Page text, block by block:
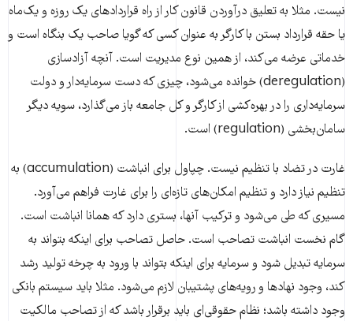
نیست. مثلا به تعلیق درآوردن قانون کار از راه قراردادهای یک روزه و یک‌ماه
یا حقه قرارداد بستن با کارگر به عنوان کسی که گویا صاحب یک بنگاه است و
خدماتی عرضه می‌کند، از همین نوع مدیریت است. آنچه آزادسازی
(deregulation) خوانده می‌شود، چیزی که دست سرمایه‌دار و دولت
سرمایه‌داری را در بهره‌کشی از کارگر و کل جامعه باز می‌گذارد، سویه دیگر
سامان‌بخشی (regulation) است.
غارت در تضاد با تنظیم نیست. چپاول برای انباشت (accumulation) به
تنظیم نیاز دارد و تنظیم امکان‌های تازه‌ای را برای غارت فراهم می‌آورد.
مسیری که طی می‌شود و ترکیب آنها، بستری دارد که همانا انباشت است.
گام نخست انباشت تصاحب است. حاصل تصاحب برای اینکه بتواند به
سرمایه تبدیل شود و سرمایه برای اینکه بتواند با ورود به چرخه تولید رشد
کند، وجود نهادها و رویه‌های پشتیبان لازم می‌شود. مثلا باید سیستم بانکی
وجود داشته باشد؛ نظام حقوقی‌ای باید برقرار باشد که از تصاحب مالکیت